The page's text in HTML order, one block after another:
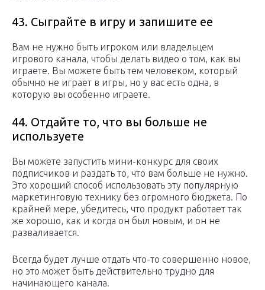
43. Сыграйте в игру и запишите ее
Вам не нужно быть игроком или владельцем
игрового канала, чтобы делать видео о том, как вы
играете. Вы можете быть тем человеком, который
обычно не играет в игры, но у вас есть одна, в
которую вы особенно играете.
44. Отдайте то, что вы больше не
используете
Вы можете запустить мини-конкурс для своих
подписчиков и раздать то, что вам больше не нужно.
Это хороший способ использовать эту популярную
маркетинговую технику без огромного бюджета. По
крайней мере, убедитесь, что продукт работает так
же хорошо, как и когда он был новым, и он не
разваливается.
Всегда будет лучше отдать что-то совершенно новое,
но это может быть действительно трудно для
начинающего канала.